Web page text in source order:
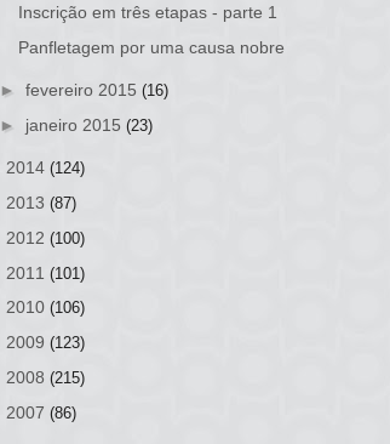
Inscrição em três etapas - parte 1
Panfletagem por uma causa nobre
► fevereiro 2015 (16)
► janeiro 2015 (23)
2014 (124)
2013 (87)
2012 (100)
2011 (101)
2010 (106)
2009 (123)
2008 (215)
2007 (86)